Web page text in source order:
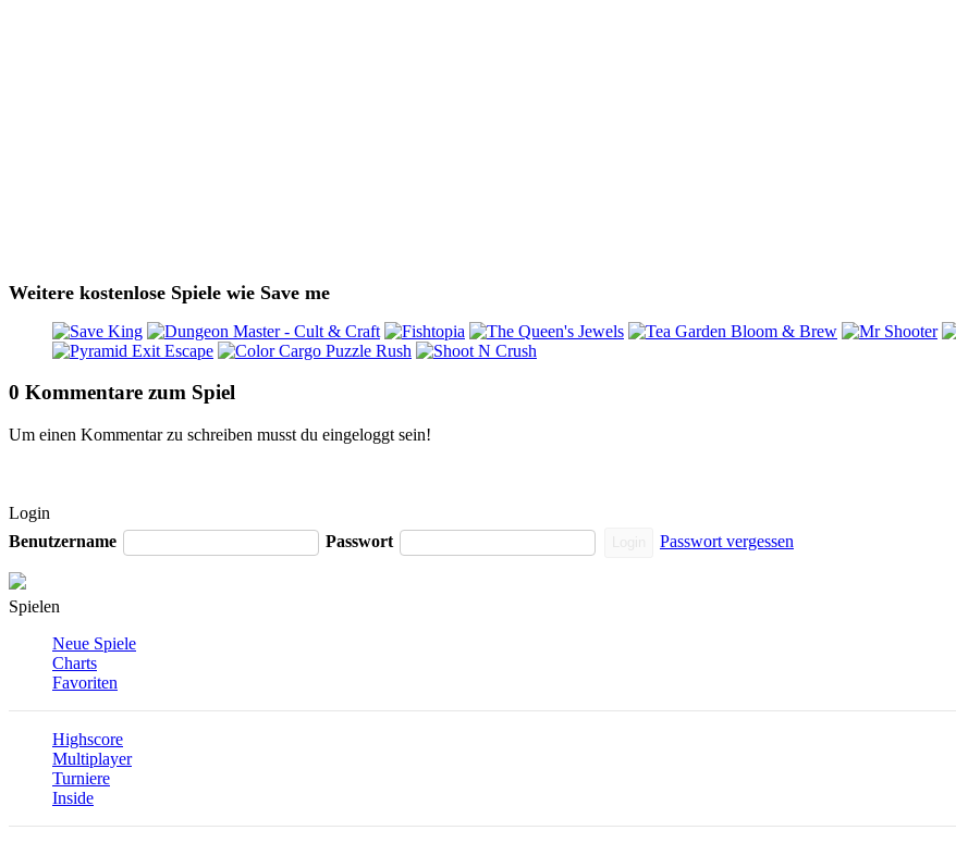
Weitere kostenlose Spiele wie Save me
0 Kommentare zum Spiel
Um einen Kommentar zu schreiben musst du eingeloggt sein!
Login
Benutzername
Passwort Passwort vergessen
Spielen
Neue Spiele
Charts
Favoriten
Highscore
Multiplayer
Turniere
Inside